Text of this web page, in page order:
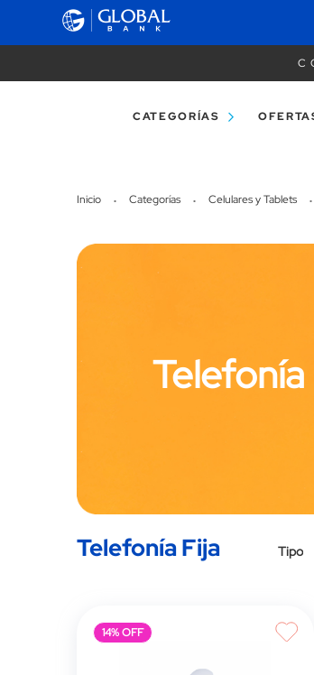
CATEGORÍAS
Inicio Categorías Celulares y Tablets
Telefonía
Telefonía Fija Tipo
14% OFF